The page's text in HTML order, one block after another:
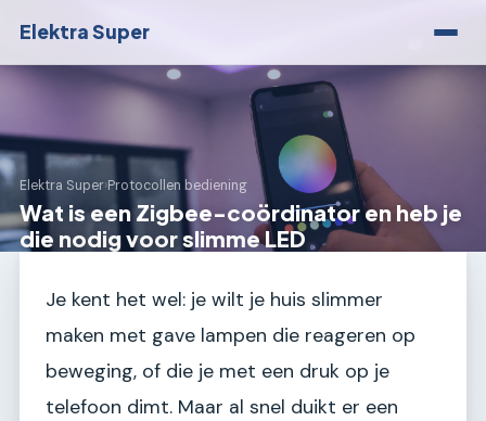
Elektra Super
Elektra Super›Protocollen bediening
Wat is een Zigbee-coördinator en heb je
die nodig voor slimme LED
Je kent het wel: je wilt je huis slimmer
maken met gave lampen die reageren op
beweging, of die je met een druk op je
telefoon dimt. Maar al snel duikt er een